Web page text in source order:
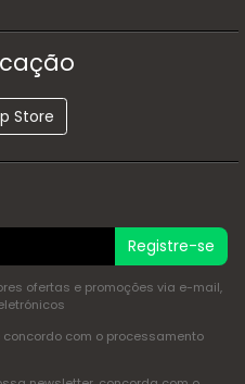
Store
Registre-se
ofertas e promoções via e-mail,
com o processamento